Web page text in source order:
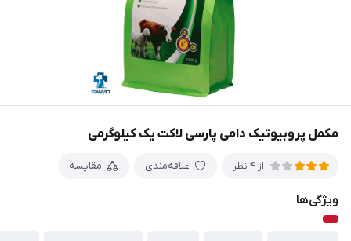
مکمل پروبیوتیک دامی پارسی لاکت یک کیلوگرمی
از 4 نظر علاقه‌مندی مقایسه
ویژگی‌ها